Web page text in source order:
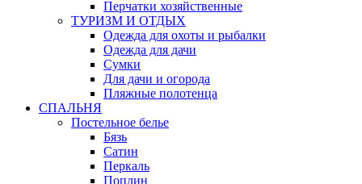
Перчатки хозяйственные
ТУРИЗМ И ОТДЫХ
Одежда для охоты и рыбалки
Одежда для дачи
Сумки
Для дачи и огорода
Пляжные полотенца
СПАЛЬНЯ
Постельное белье
Бязь
Сатин
Перкаль
Поплин